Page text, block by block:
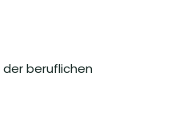
beruflichen